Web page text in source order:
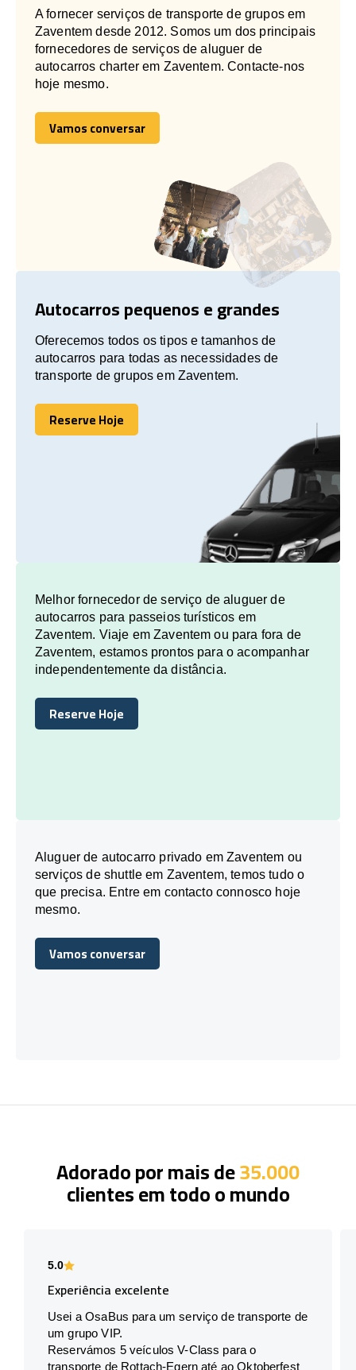
A fornecer serviços de transporte de grupos em
Zaventem desde 2012. Somos um dos principais
fornecedores de serviços de aluguer de
autocarros charter em Zaventem. Contacte-nos
hoje mesmo.
Vamos conversar
Vamos conversar
Autocarros pequenos e grandes
Oferecemos todos os tipos e tamanhos de
autocarros para todas as necessidades de
transporte de grupos em Zaventem.
Reserve Hoje
Reserve Hoje
Melhor fornecedor de serviço de aluguer de
autocarros para passeios turísticos em
Zaventem. Viaje em Zaventem ou para fora de
Zaventem, estamos prontos para o acompanhar
independentemente da distância.
Reserve Hoje
Reserve Hoje
Aluguer de autocarro privado em Zaventem ou
serviços de shuttle em Zaventem, temos tudo o
que precisa. Entre em contacto connosco hoje
mesmo.
Vamos conversar
Vamos conversar
Adorado por mais de35.000
clientes em todo o mundo
5.0
Experiência excelente
Usei a OsaBus para um serviço de transporte de
um grupo VIP.
Reservámos 5 veículos V-Class para o
transporte de Rottach-Egern até ao Oktoberfest